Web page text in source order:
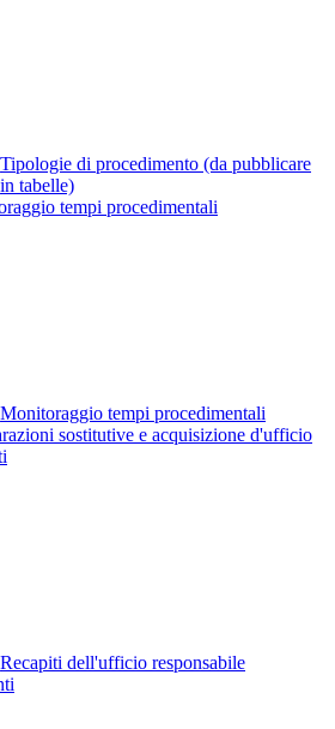
Tipologie di procedimento (da pubblicare
in tabelle)
tempi procedimentali
Monitoraggio tempi procedimentali
sostitutive e acquisizione d'ufficio
Recapiti dell'ufficio responsabile